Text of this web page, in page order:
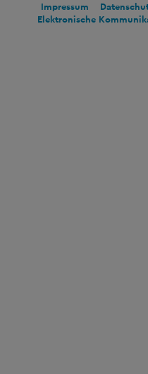
Impressum
Elektronische